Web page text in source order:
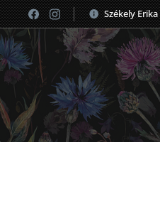
Székely Erika